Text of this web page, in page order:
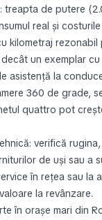
treapta de putere
real și
kilometraj
un exemplar
asistență la
360 de grade,
quattro pot
verifică
de uși sau a
în rețea sau la
la revânzare.
în orașe mari din